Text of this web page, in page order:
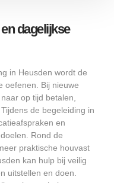
dagelijkse
in Heusden wordt de
oefenen. Bij nieuwe
op tijd betalen,
de begeleiding in
en
Rond de
praktische houvast
kan hulp bij veilig
uitstellen en doen.